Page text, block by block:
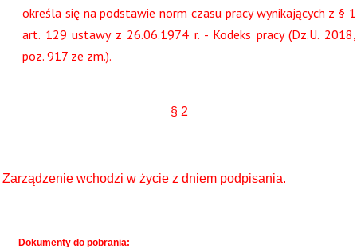
określa się na podstawie norm czasu pracy wynikających z § 1
art. 129 ustawy z 26.06.1974 r. - Kodeks pracy (Dz.U. 2018,
poz. 917 ze zm.).
§ 2
Zarządzenie wchodzi w życie z dniem podpisania.
Dokumenty do pobrania: